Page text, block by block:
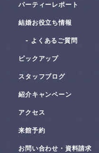
パーティーレポート
結婚お役⽴ち情報
よくあるご質問
ピックアップ
スタッフブログ
紹介キャンペーン
アクセス
来館予約
お問い合わせ・資料請求